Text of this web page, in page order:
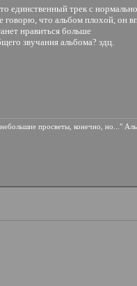
трек с
что альбом плохой, он
нравиться больше
звучания альбома? здц.
просветы, конечно, но..."